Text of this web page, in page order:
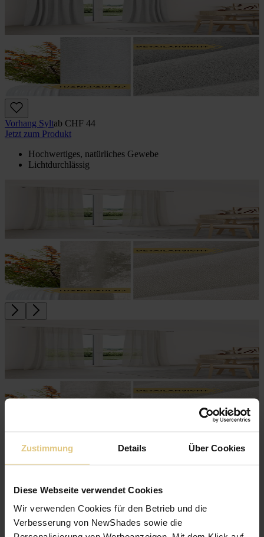
Zustimmung Details Über Cookies
Diese Webseite verwendet Cookies
Wir verwenden Cookies für den Betrieb und die
Verbesserung von NewShades sowie die
Vorhang Syltab CHF 44
Jetzt zum Produkt
Hochwertiges, natürliches Gewebe
Lichtdurchlässig
Transparenter Vorhang Malta
Lichtdurchlässig